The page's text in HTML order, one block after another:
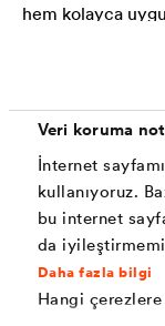
Veri koruma
İnternet
kullanıyoruz.
bu internet
da
Daha fazla bilgi
Hangi
hem kolayca
DELTA®-MAXX
devam
ölçüsünde
meydana gelmez.
DELTA® -MAXX